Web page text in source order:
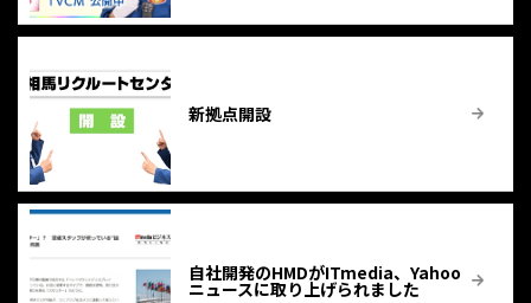
新拠点開設
自社開発のHMDがITmedia、Yahoo
ニュースに取り上げられました